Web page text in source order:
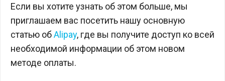
Если вы хотите узнать об этом больше, мы
приглашаем вас посетить нашу основную
статью обAlipay, где вы получите доступ ко всей
необходимой информации об этом новом
методе оплаты.